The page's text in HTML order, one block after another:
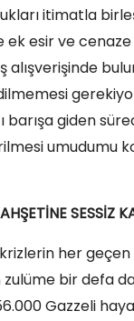
itimatla
esir ve
giden
umudumu
SESSİZ
her geçen
bir defa
Gazzeli